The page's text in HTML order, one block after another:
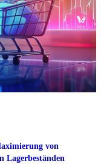
von
Lagerbeständen